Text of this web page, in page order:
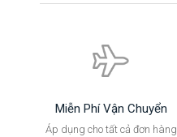
Miễn Phí Vận Chuyển
Áp dụng cho tất cả đơn hàng